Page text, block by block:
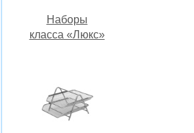
Наборы
класса «Люкс»